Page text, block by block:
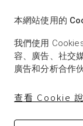
醫學古生物心理
物理 化學地球科
本網站使用的
我們使用
容、廣告、社交
廣告和分析合作
查看 Cookie